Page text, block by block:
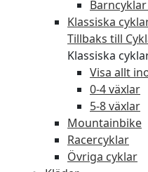
Klassiska
Tillbaks till
Klassiska
Visa allt
0-4 växlar
5-8 växlar
Mountainbike
Racercyklar
Övriga cyklar